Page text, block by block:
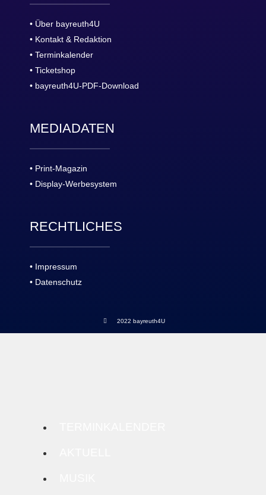
• Über bayreuth4U
• Kontakt & Redaktion
• Terminkalender
• Ticketshop
• bayreuth4U-PDF-Download
MEDIADATEN
• Print-Magazin
• Display-Werbesystem
RECHTLICHES
• Impressum
• Datenschutz
2022 bayreuth4U